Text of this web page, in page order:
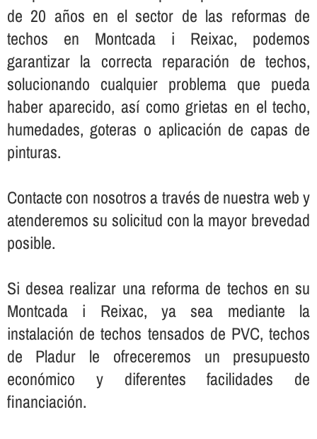
de 20 años en el sector de las reformas de
techos en Montcada i Reixac, podemos
garantizar la correcta reparación de techos,
solucionando cualquier problema que pueda
haber aparecido, así­ como grietas en el techo,
humedades, goteras o aplicación de capas de
pinturas.
Contacte con nosotros a través de nuestra web y
atenderemos su solicitud con la mayor brevedad
posible.
Si desea realizar una reforma de techos en su
Montcada i Reixac, ya sea mediante la
instalación de techos tensados de PVC, techos
de Pladur le ofreceremos un presupuesto
económico y diferentes facilidades de
financiación.